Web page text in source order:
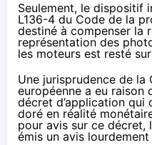
Seulement, le dispositif
L136-4 du Code de la
destiné à compenser la
représentation des
les moteurs est resté
Une jurisprudence de la
européenne a eu raison
décret d’application qui
doré en réalité
pour avis sur ce décret,
émis un avis